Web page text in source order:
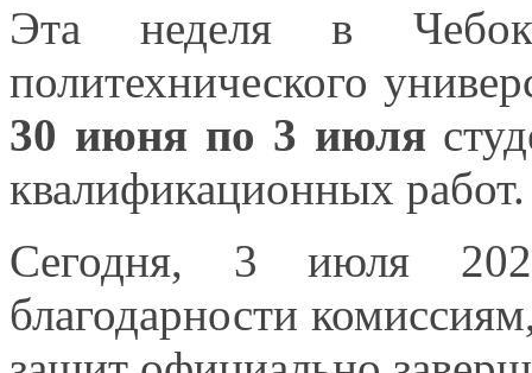
Эта неделяв
политехнического
30 июня по 3 июля
квалификационных
Сегодня, 3 июля
благодарности